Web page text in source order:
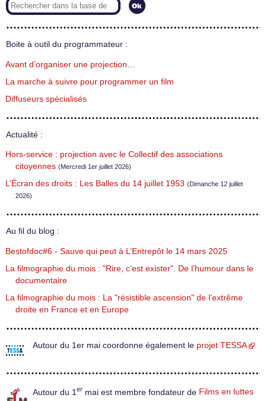
Boite à outil du programmateur :
Avant d’organiser une projection…
La marche à suivre pour programmer un film
Diffuseurs spécialisés
Actualité :
Hors-service : projection avec le Collectif des associations
citoyennes (Mercredi 1er juillet 2026)
L’Écran des droits : Les Balles du 14 juillet 1953 (Dimanche 12 juillet
2026)
Au fil du blog :
Bestofdoc#6 - Sauve qui peut à L’Entrepôt le 14 mars 2025
La filmographie du mois : "Rire, c’est exister". De l’humour dans le
documentaire
La filmographie du mois : La "résistible ascension" de l’extrême
droite en France et en Europe
Autour du 1er mai coordonne également le projet TESSA
Autour du 1 er mai est membre fondateur de Films en luttes